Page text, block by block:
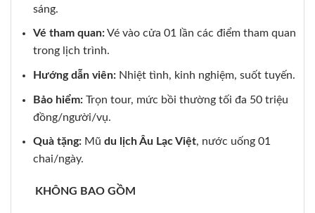
sáng.
Vé tham quan:Vé vào cửa 01 lần các điểm tham quan
trong lịch trình.
Hướng dẫn viên:Nhiệt tình, kinh nghiệm, suốt tuyến.
Bảo hiểm:Trọn tour, mức bồi thường tối đa 50 triệu
đồng/người/vụ.
Quà tặng:Mũ du lịch Âu Lạc Việt, nước uống 01
chai/ngày.
KHÔNG BAO GỒM